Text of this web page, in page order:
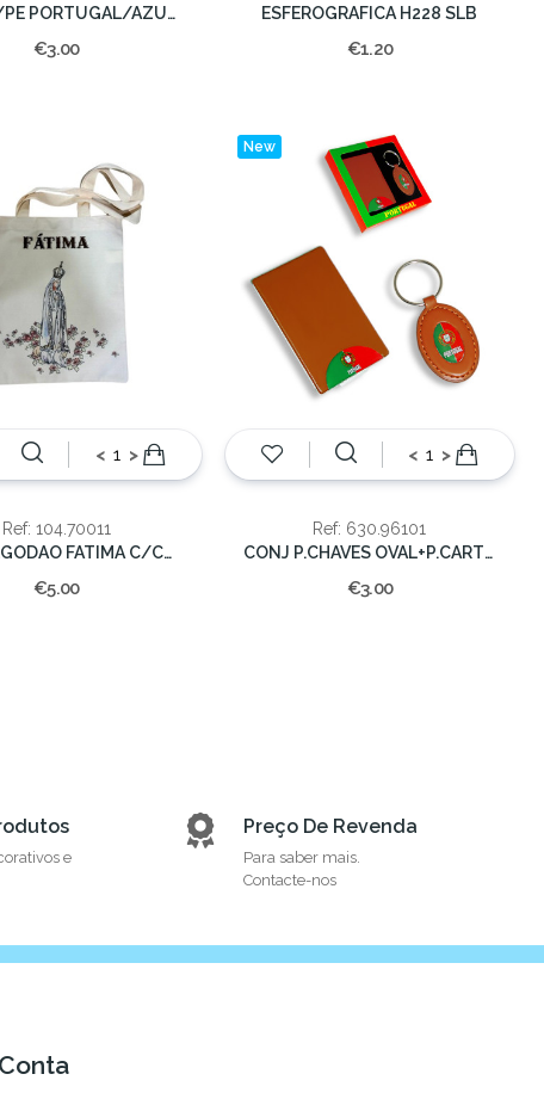
COPO C/PE PORTUGAL/AZULEJO
€3.00
< >
Ref: 104.70011
SACO ALGODAO FATIMA C/COR
€5.00
ESFEROGRAFICA H228 SLB
€1.20
< >
New
Ref: 630.96101
CONJ P.CHAVES OVAL+P.CARTOES PORT
€3.00
e
Preço De Revenda
Para saber mais.
Contacte-nos